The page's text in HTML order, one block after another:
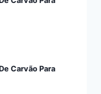
Carvão Para